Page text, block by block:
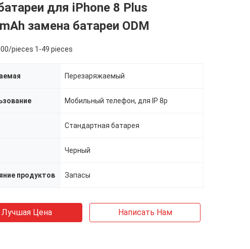
для iPhone 8 Plus
замена батареи ODM
pieces 1-49 pieces
Перезаряжаемый
Мобильный телефон, для IP 8p
Стандартная батарея
Черный
продуктов Запасы
Лучшая Цена Написать Нам